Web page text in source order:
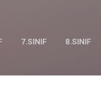
7.SINIF 8.SINIF